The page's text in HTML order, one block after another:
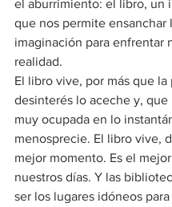
el aburrimiento: el libro, un
que nos permite ensanchar
imaginación para enfrentar
realidad.
El libro vive, por más que la
desinterés lo aceche y, que
muy ocupada en lo
menosprecie. El libro vive,
mejor momento. Es el
nuestros días. Y las
ser los lugares idóneos para